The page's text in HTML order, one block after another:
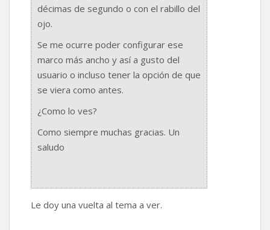
décimas de segundo o con el rabillo del
ojo.
Se me ocurre poder configurar ese
marco más ancho y así a gusto del
usuario o incluso tener la opción de que
se viera como antes.
¿Como lo ves?
Como siempre muchas gracias. Un
saludo
Le doy una vuelta al tema a ver.